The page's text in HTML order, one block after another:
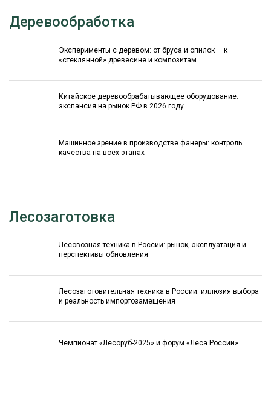
Деревообработка
Эксперименты с деревом: от бруса и опилок — к
«стеклянной» древесине и композитам
Китайское деревообрабатывающее оборудование:
экспансия на рынок РФ в 2026 году
Машинное зрение в производстве фанеры: контроль
качества на всех этапах
Лесозаготовка
Лесовозная техника в России: рынок, эксплуатация и
перспективы обновления
Лесозаготовительная техника в России: иллюзия выбора
и реальность импортозамещения
Чемпионат «Лесоруб-2025» и форум «Леса России»